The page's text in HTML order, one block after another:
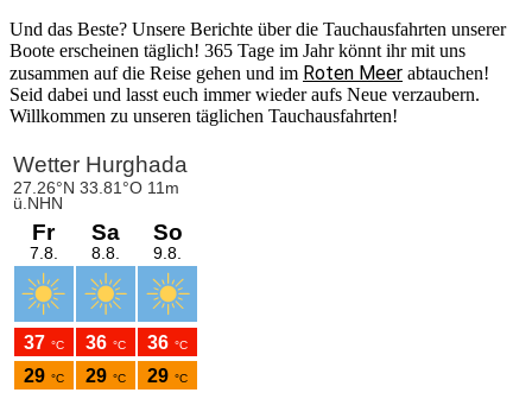
Und das Beste? Unsere Berichte über die Tauchausfahrten unserer
Boote erscheinen täglich! 365 Tage im Jahr könnt ihr mit uns
zusammen auf die Reise gehen und im Roten Meer abtauchen!
Seid dabei und lasst euch immer wieder aufs Neue verzaubern.
Willkommen zu unseren täglichen Tauchausfahrten!